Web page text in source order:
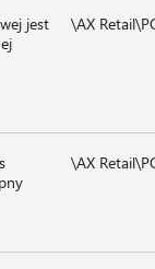
jest
\AX
\AX